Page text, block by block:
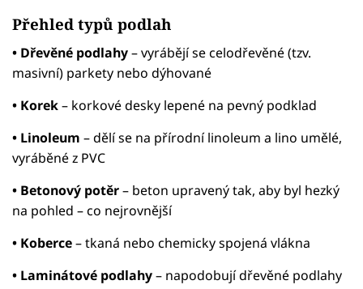
Přehled typů podlah
• Dřevěné podlahy– vyrábějí se celodřevěné (tzv.
masivní) parkety nebo dýhované
• Korek– korkové desky lepené na pevný podklad
• Linoleum – dělí se na přírodní linoleum a lino umělé,
vyráběné z PVC
• Betonový potěr– beton upravený tak, aby byl hezký
na pohled – co nejrovnější
• Koberce– tkaná nebo chemicky spojená vlákna
• Laminátové podlahy– napodobují dřevěné podlahy